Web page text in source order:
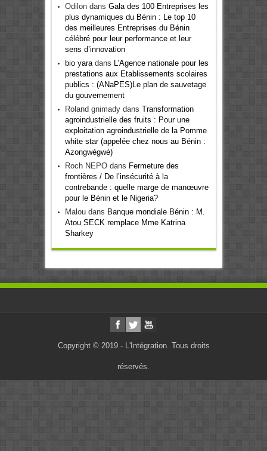
Odilondans Gala des 100 Entreprises les
plus dynamiques du Bénin : Le top 10
des meilleures Entreprises du Bénin
célébré pour leur performance et leur
sens d’innovation
bio yaradans
L’Agence nationale pour les
prestations aux Etablissements scolaires
publics : (ANaPES)Le plan de sauvetage
du gouvernement
Roland gnimadydans Transformation
agroindustrielle des fruits : Pour une
exploitation agroindustrielle de la Pomme
white star (appelée chez nous au Bénin :
Azongwégwé)
Roch NEPOdans Fermeture des
frontières / De l’insécurité à la
contrebande : quelle marge de manœuvre
pour le Bénin et le Nigeria?
Maloudans Banque mondiale Bénin : M.
Atou SECK remplace Mme Katrina
Sharkey
Copyright © 2019 - L'Intégration. Tous droits
réservés.